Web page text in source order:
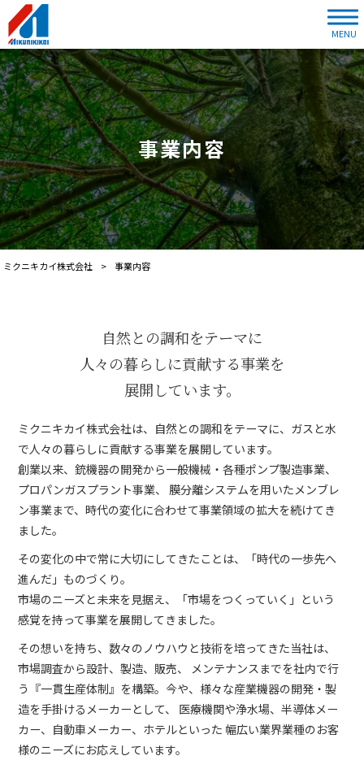
MENU
事業内容
ミクニキカイ株式会社 > 事業内容
自然との調和をテーマに
人々の暮らしに貢献する事業を
展開しています。
ミクニキカイ株式会社は、自然との調和をテーマに、ガスと水
で人々の暮らしに貢献する事業を展開しています。
創業以来、銃機器の開発から一般機械・各種ポンプ製造事業、
プロパンガスプラント事業、 膜分離システムを用いたメンブレ
ン事業まで、時代の変化に合わせて事業領域の拡大を続けてき
ました。
その変化の中で常に大切にしてきたことは、「時代の一歩先へ
進んだ」ものづくり。
市場のニーズと未来を見据え、「市場をつくっていく」という
感覚を持って事業を展開してきました。
その想いを持ち、数々のノウハウと技術を培ってきた当社は、
市場調査から設計、製造、販売、
メンテナンスまでを社内で行
う『一貫生産体制』を構築。今や、様々な産業機器の開発・製
造を手掛けるメーカーとして、
医療機関や浄水場、半導体メー
カー、自動車メーカー、ホテルといった 幅広い業界業種のお客
様のニーズにお応えしています。